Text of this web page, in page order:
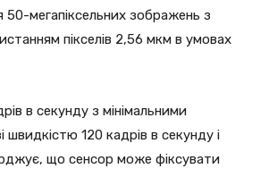
50-мегапіксельних зображень з
пікселів 2,56 мкм в умовах
в секунду з мінімальними
120 кадрів в секунду і
що сенсор може фіксувати